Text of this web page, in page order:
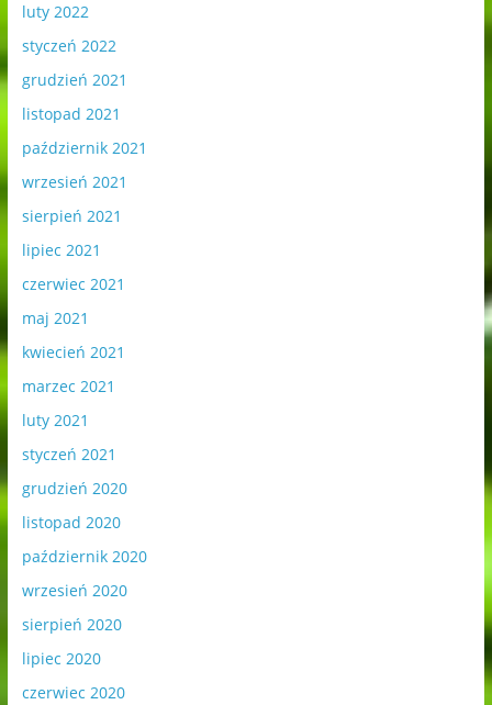
luty 2022
styczeń 2022
grudzień 2021
listopad 2021
październik 2021
wrzesień 2021
sierpień 2021
lipiec 2021
czerwiec 2021
maj 2021
kwiecień 2021
marzec 2021
luty 2021
styczeń 2021
grudzień 2020
listopad 2020
październik 2020
wrzesień 2020
sierpień 2020
lipiec 2020
czerwiec 2020